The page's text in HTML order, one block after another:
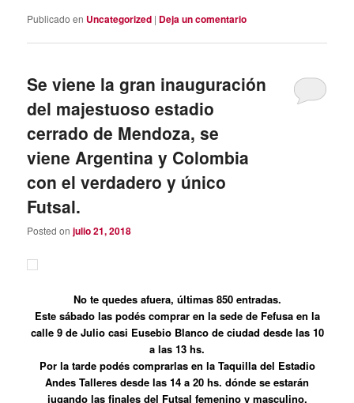
Publicado en Uncategorized | Deja un comentario
Se viene la gran inauguración
del majestuoso estadio
cerrado de Mendoza, se
viene Argentina y Colombia
con el verdadero y único
Futsal.
Posted onjulio 21, 2018
No te quedes afuera, últimas 850 entradas.
Este sábado las podés comprar en la sede de Fefusa en la
calle 9 de Julio casi Eusebio Blanco de ciudad desde las 10
a las 13 hs.
Por la tarde podés comprarlas en la Taquilla del Estadio
Andes Talleres desde las 14 a 20 hs. dónde se estarán
jugando las finales del Futsal femenino y masculino.